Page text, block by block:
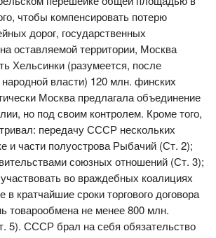
чтобы компенсировать потерю
дорог, государственных
оставляемой территории, Москва
Хельсинки (разумеется, после
власти) 120 млн. финских
Москва предлагала объединение
но под своим контролем. Кроме того,
передачу СССР нескольких
и части полуострова Рыбачий (Ст. 2);
союзных отношений (Ст. 3);
во враждебных коалициях
в кратчайшие сроки торгового договора
товарообмена не менее 800 млн.
5). СССР брал на себя обязательство